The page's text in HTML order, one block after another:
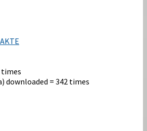
times
downloaded = 342 times